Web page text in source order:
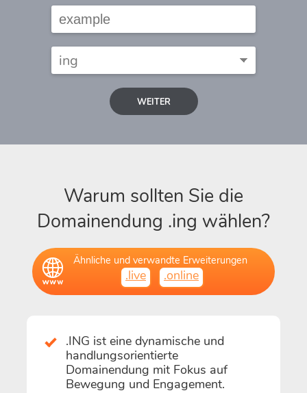
WEITER
Warum sollten Sie die
Domainendung .ing wählen?
Ähnliche und verwandte Erweiterungen
.live .online
.ING ist eine dynamische und
handlungsorientierte
Domainendung mit Fokus auf
Bewegung und Engagement.